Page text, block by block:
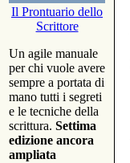
Il Prontuario dello
Scrittore
Un agile manuale
per chi vuole avere
sempre a portata di
mano tutti i segreti
e le tecniche della
scrittura. Settima
edizione ancora
ampliata